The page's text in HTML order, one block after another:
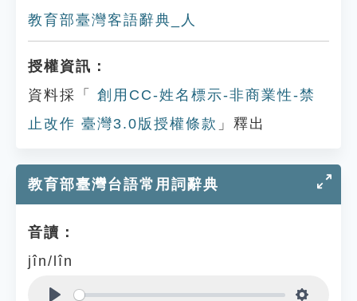
教育部臺灣客語辭典_人
授權資訊：
資料採「
創用CC-姓名標示-非商業性-禁
止改作 臺灣3.0版授權條款 」釋出
教育部臺灣台語常用詞辭典
音讀：
jîn/lîn